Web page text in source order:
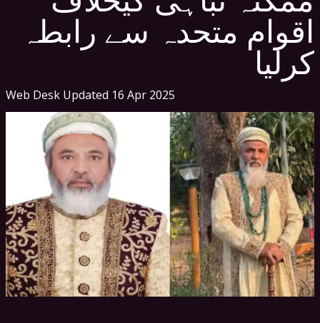
اقوام متحدہ سے رابطہ
کرلیا
Web Desk Updated 16 Apr 2025